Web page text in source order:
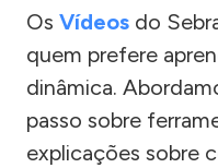
Os Vídeos do
quem prefere
dinâmica.
passo sobre
explicações sobre